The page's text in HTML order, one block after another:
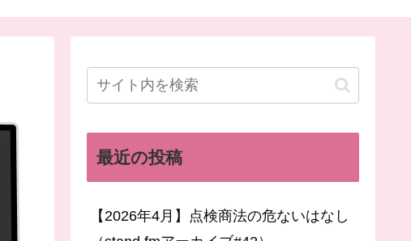
最近の投稿
【2026年4月】点検商法の危ないはなし